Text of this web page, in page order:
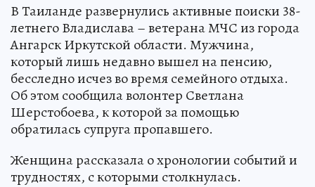
В Таиланде развернулись активные поиски 38-
летнего Владислава – ветерана МЧС из города
Ангарск Иркутской области. Мужчина,
который лишь недавно вышел на пенсию,
бесследно исчез во время семейного отдыха.
Об этом сообщила волонтер Светлана
Шерстобоева, к которой за помощью
обратилась супруга пропавшего.
Женщина рассказала о хронологии событий и
трудностях, с которыми столкнулась.